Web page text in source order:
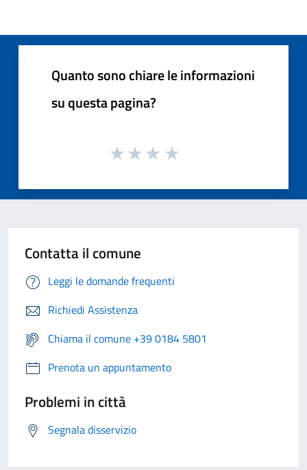
Quanto sono chiare le informazioni
su questa pagina?
Contatta il comune
Leggi le domande frequenti
Richiedi Assistenza
Chiama il comune +39 0184 5801
Prenota un appuntamento
Problemi in città
Segnala disservizio